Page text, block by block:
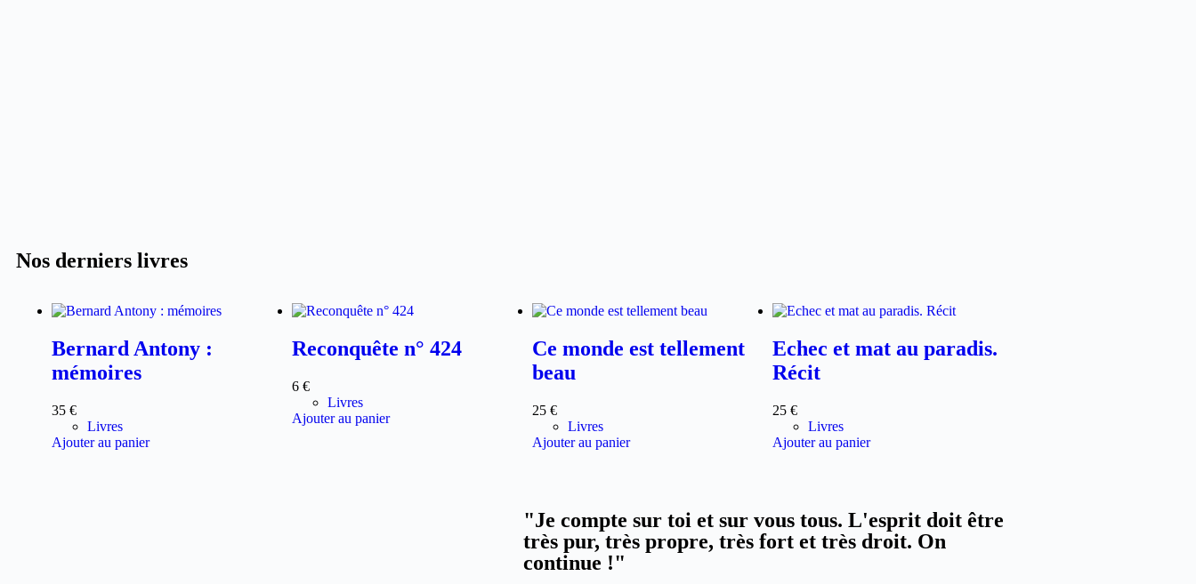
Nos derniers livres
Bernard Antony :
mémoires
35 €
Livres
Ajouter au panier
Reconquête n° 424
6 €
Livres
Ajouter au panier
Ce monde est tellement
beau
25 €
Livres
Ajouter au panier
Echec et mat au paradis.
Récit
25 €
Livres
Ajouter au panier
"Je compte sur toi et sur vous tous. L'esprit doit être
très pur, très propre, très fort et très droit. On
continue !"